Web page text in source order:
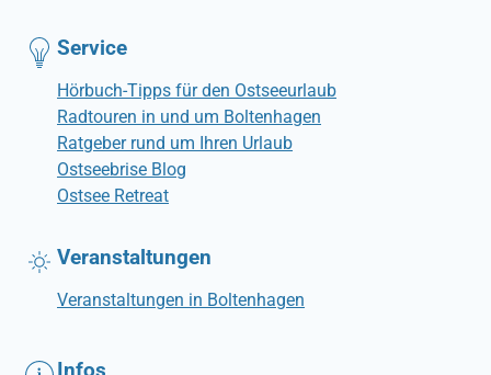
Service
Hörbuch-Tipps für den Ostseeurlaub
Radtouren in und um Boltenhagen
Ratgeber rund um Ihren Urlaub
Ostseebrise Blog
Ostsee Retreat
Veranstaltungen
Veranstaltungen in Boltenhagen